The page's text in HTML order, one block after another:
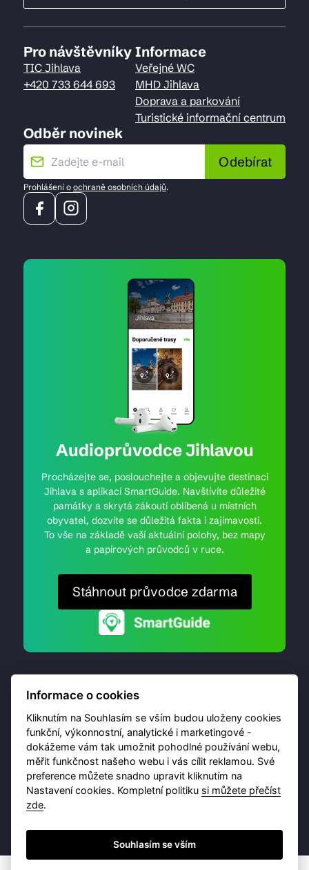
Pro návštěvníky
TIC Jihlava
+420 733 644 693
Informace
Veřejné WC
MHD Jihlava
Doprava a parkování
Turistické informační centrum
Odběr novinek
Odebírat
Prohlášení o ochraně osobních údajů.
Audioprůvodce Jihlavou
Procházejte se, poslouchejte a objevujte destinaci
Jihlava s aplikací SmartGuide. Navštívíte důležité
památky a skrytá zákoutí oblíbená u místních
obyvatel, dozvíte se důležitá fakta i zajímavosti.
To vše na základě vaší aktuální polohy, bez mapy
a papírových průvodců v ruce.
Stáhnout průvodce zdarma
© 2026 Destinační portál provozujeBrána Jihlavy,
příspěvková organizace. Všechna práva vyhrazena.
Ochrana osobních údajů
Informace o cookies
Kliknutím na Souhlasím se vším budou uloženy cookies
funkční, výkonnostní, analytické i marketingové -
dokážeme vám tak umožnit pohodlné používání webu,
měřit funkčnost našeho webu i vás cílit reklamou. Své
preference můžete snadno upravit kliknutím na
Nastavení cookies. Kompletní politiku si můžete přečíst
zde.
Souhlasím se vším